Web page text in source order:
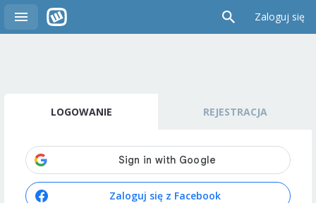
Zaloguj się
LOGOWANIE REJESTRACJA
Zaloguj się z Facebook